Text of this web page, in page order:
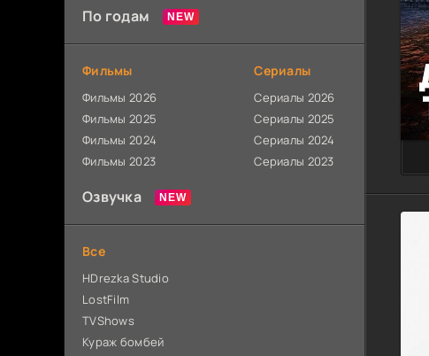
По годам
Фильмы
Фильмы 2026
Фильмы 2025
Фильмы 2024
Фильмы 2023
Сериалы
Сериалы 2026
Сериалы 2025
Сериалы 2024
Сериалы 2023
Озвучка
Все
HDrezka Studio
LostFilm
TVShows
Кураж бомбей